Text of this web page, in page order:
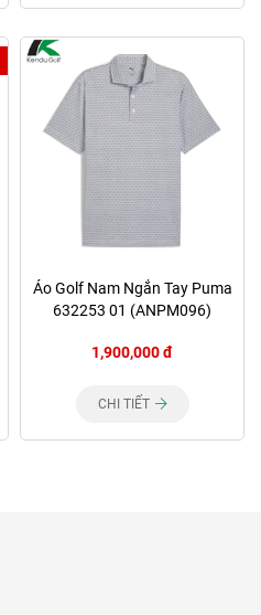
Áo Golf Nam Ngắn Tay Puma
632253 01 (ANPM096)
1,900,000 đ
CHI TIẾT